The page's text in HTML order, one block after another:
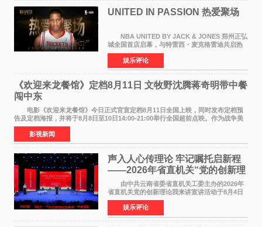
UNITED IN PASSION 热爱聚场
NBA UNITED BY JACK & JONES 郑州正弘
城全国首店启幕，与特雷西・麦克格雷迪共启热
爱 2026 年7 月21 日，
NBAUNITEDBYJACK&JONES 全国首店，于郑
州正弘城正式启幕。NBA 传奇球星
娱乐评论
《欢迎来龙餐馆》定档8月11日 文牧野沈腾蒋奇明带中餐
闯中东
电影《欢迎来龙餐馆》今日正式官宣定档8月11日全国上映，同时发布定档预
告及定档海报，并将于8月8日至10日14:00-21:00举行全国超前点映。作为战争美
食大片，影片讲述的是中国厨师徐福（沈腾
影视新闻
声入人心传理论 牢记嘱托启新程
——2026年省直机关“党的创新理
论我来讲”宣讲活动圆满落幕
由中共云南省委省直机关工委主办的2026年
省直机关党的创新理论我来讲宣讲活动于8月4日
至5日在昆明举办。活动以 "牢记嘱托 感恩奋进
开创云南发展新局面 "为主题，坚持以新时代中国
特色社会主义
娱乐评论